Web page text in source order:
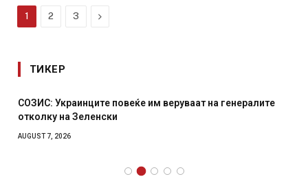
1 2 3 Next
ТИКЕР
СОЗИС: Украинците повеќе им веруваат на генералите
отколку на Зеленски
AUGUST 7, 2026